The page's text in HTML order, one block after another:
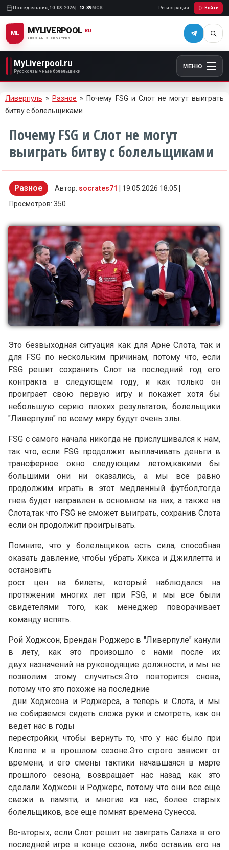
Понедельник, 10.08.2026 13:39 МСК Регистрация Войти
ML MYLIVERPOOL
RUSSIAN SUPPORTERS
.RU
MyLiverpool.ru
Русскоязычные болельщики
МЕНЮ
Ливерпуль » Разное » Почему FSG и Слот не могут выиграть
битву с болельщиками
Почему FSG и Слот не могут
выиграть битву с болельщиками
Разное Автор: socrates71
| 19.05.2026 18:05 |
Просмотров: 350
Это безвыходная ситуация как для Арне Слота, так и
для FSG по нескольким причинам, потому что, если
FSG решит сохранить Слот на последний год его
контракта в следующем году, и как только он
проиграет свою первую игру и покажет хотя бы
небольшую серию плохих результатов, болельщики
"Ливерпуля" по всему миру будут очень злы.
FSG с самого начала никогда не прислушивался к нам,
так что, если FSG продолжит выплачивать деньги в
трансферное окно следующим летом,какими бы
большими они ни оказались, а мы все равно
продолжим играть в этот медленный футбол,тогда
гнев будет направлен в основном на них, а также на
Слота,так что FSG не сможет выиграть, сохранив Слота
если он продолжит проигрывать.
Помните, что у болельщиков есть сила, способная
оказать давление, чтобы убрать Хикса и Джиллетта и
остановить
рост цен на билеты, который наблюдался на
протяжении многих лет при FSG, и мы все были
свидетелями того, как менеджер поворачивает
команду вспять.
Рой Ходжсон, Брендан Роджерс в "Ливерпуле" канули
в лету, как это произошло с нами после их
двух назначений на руководящие должности, и мы не
позволим этому случиться.Это повторится снова,
потому что это похоже на последние
дни Ходжсона и Роджерса, а теперь и Слота, и мы
не собираемся сидеть сложа руки и смотреть, как он
ведет нас в годы
перестройки, чтобы вернуть то, что у нас было при
Клоппе и в прошлом сезоне.Это строго зависит от
времени, и его смены тактики начавшаяся в марте
прошлого сезона, возвращает нас назад как это
сделали Ходжсон и Роджерс, потому что они все еще
свежи в памяти, и многие из нас, более старых
болельщиков, все еще помнят времена Сунесса.
Во-вторых, если Слот решит не заиграть Салаха в его
последней игре в конце сезона, либо оставив его на